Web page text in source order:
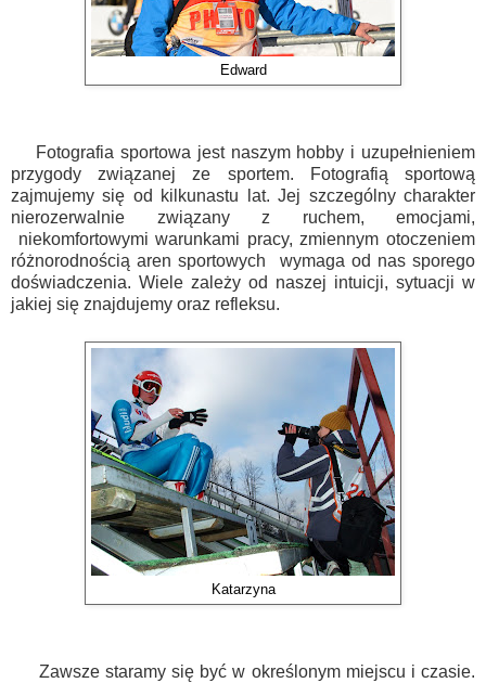
Edward
Fotografia sportowa jest naszym hobby i uzupełnieniem
przygody związanej ze sportem. Fotografią sportową
zajmujemy się od kilkunastu lat. Jej szczególny charakter
nierozerwalnie związany z ruchem, emocjami,
niekomfortowymi warunkami pracy, zmiennym otoczeniem
różnorodnością aren sportowych wymaga od nas sporego
doświadczenia. Wiele zależy od naszej intuicji, sytuacji w
jakiej się znajdujemy oraz refleksu.
Katarzyna
Zawsze staramy się być w określonym miejscu i czasie.